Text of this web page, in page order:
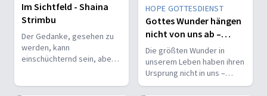
Im Sichtfeld - Shaina
Strimbu
Der Gedanke, gesehen zu
werden, kann
einschüchternd sein, aber
HOPE GOTTESDIENST
Gottes Wunder hängen
nicht von uns ab –
Edwin Rosado
Die größten Wunder in
unserem Leben haben ihren
Ursprung nicht in uns –
sondern in Gott selbst.